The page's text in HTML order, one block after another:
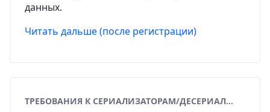
данных.
Читать дальше (после регистрации)
ТРЕБОВАНИЯ К СЕРИАЛИЗАТОРАМ/ДЕСЕРИАЛИЗАТОРАМ XMI В SIMBIX